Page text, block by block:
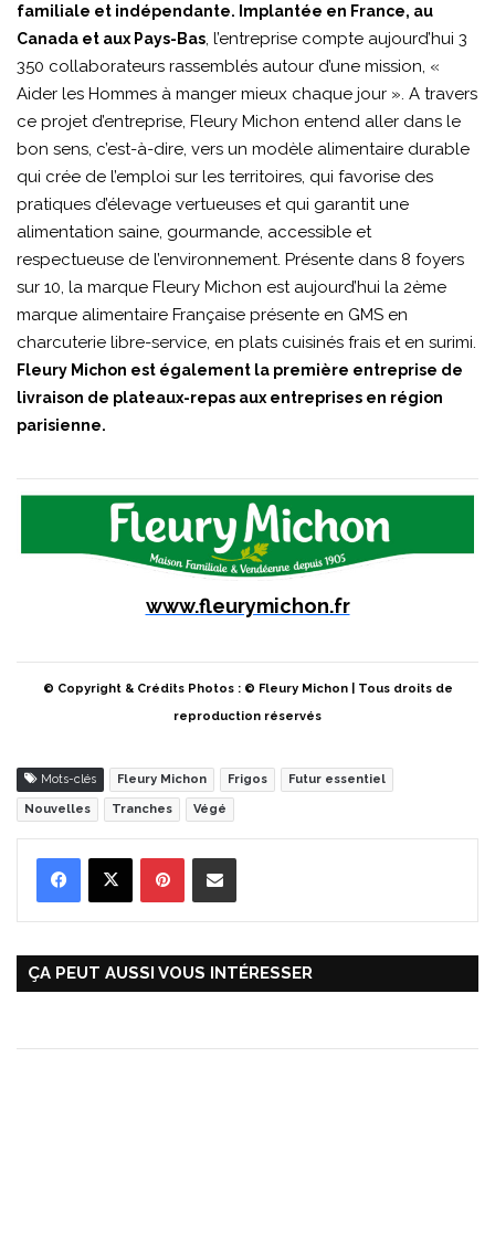
familiale et indépendante. Implantée en France, au
Canada et aux Pays-Bas, l’entreprise compte aujourd’hui 3
350 collaborateurs rassemblés autour d’une mission, «
Aider les Hommes à manger mieux chaque jour ». A travers
ce projet d’entreprise, Fleury Michon entend aller dans le
bon sens, c’est-à-dire, vers un modèle alimentaire durable
qui crée de l’emploi sur les territoires, qui favorise des
pratiques d’élevage vertueuses et qui garantit une
alimentation saine, gourmande, accessible et
respectueuse de l’environnement. Présente dans 8 foyers
sur 10, la marque Fleury Michon est aujourd’hui la 2ème
marque alimentaire Française présente en GMS en
charcuterie libre-service, en plats cuisinés frais et en surimi.
Fleury Michon est également la première entreprise de
livraison de plateaux-repas aux entreprises en région
parisienne.
www.fleurymichon.fr
© Copyright & Crédits Photos : © Fleury Michon | Tous droits de
reproduction réservés
Mots-clés Fleury Michon Frigos Futur essentiel
Nouvelles Tranches Végé
ÇA PEUT AUSSI VOUS INTÉRESSER